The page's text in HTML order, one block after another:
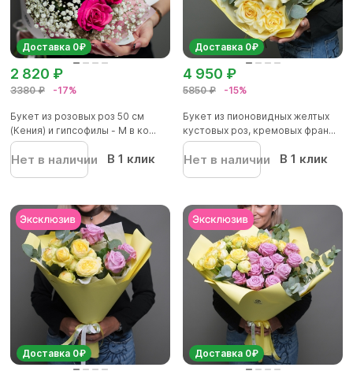
Доставка 0₽
3380 ₽ -17%
2 820 ₽
Букет из розовых роз 50 см
(Кения) и гипсофилы - M в ко...
Нет в наличии В 1 клик
Доставка 0₽
5850 ₽ -15%
4 950 ₽
Букет из пионовидных желтых
кустовых роз, кремовых фран...
Нет в наличии В 1 клик
Доставка 0₽ Доставка 0₽